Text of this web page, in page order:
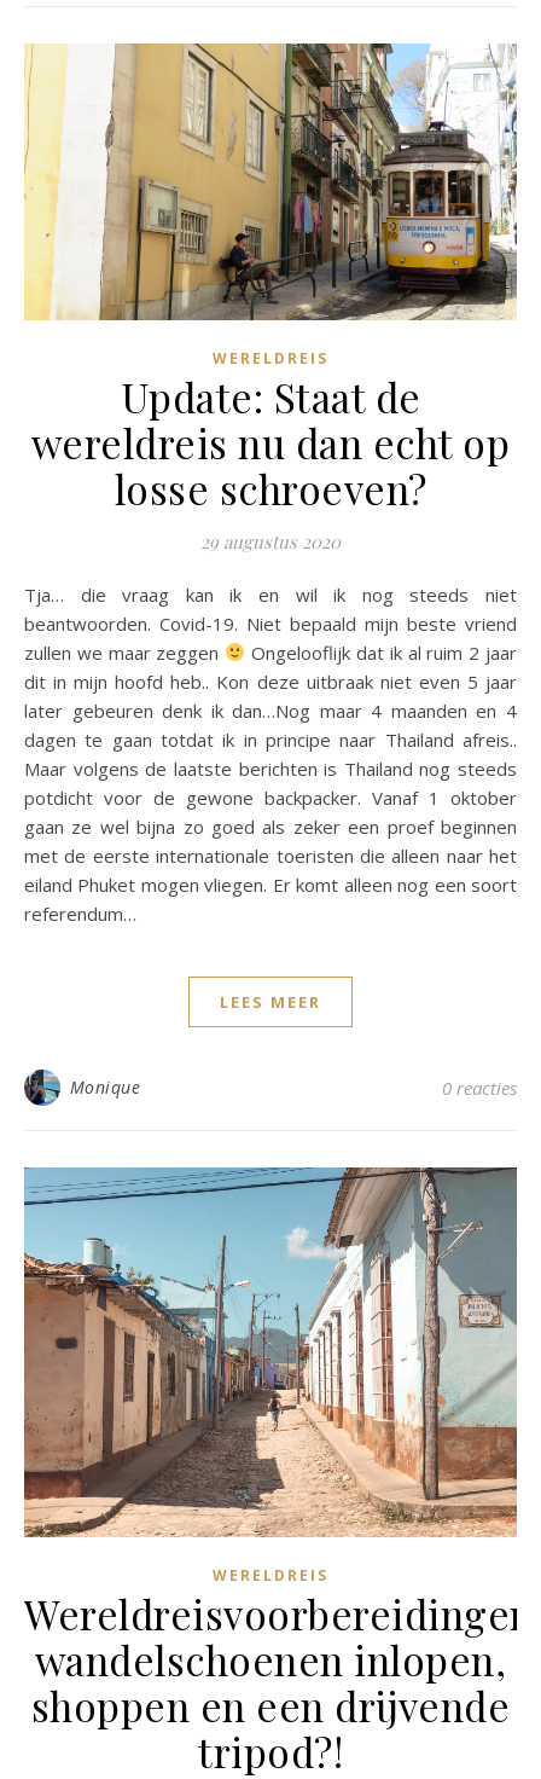
WERELDREIS
Update: Staat de
wereldreis nu dan echt op
losse schroeven?
29 augustus 2020
Tja… die vraag kan ik en wil ik nog steeds niet
beantwoorden. Covid-19. Niet bepaald mijn beste vriend
zullen we maar zeggen
Ongelooflijk dat ik al ruim 2 jaar
dit in mijn hoofd heb.. Kon deze uitbraak niet even 5 jaar
later gebeuren denk ik dan…Nog maar 4 maanden en 4
dagen te gaan totdat ik in principe naar Thailand afreis..
Maar volgens de laatste berichten is Thailand nog steeds
potdicht voor de gewone backpacker. Vanaf 1 oktober
gaan ze wel bijna zo goed als zeker een proef beginnen
met de eerste internationale toeristen die alleen naar het
eiland Phuket mogen vliegen. Er komt alleen nog een soort
referendum…
LEES MEER
Monique 0 reacties
WERELDREIS
wandelschoenen inlopen,
shoppen en een drijvende
tripod?!